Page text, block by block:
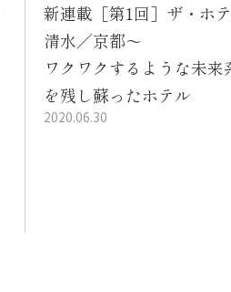
新連載［第1回］ザ・ホ
清水／京都～
ワクワクするような未
を残し蘇ったホテル
2020.06.30